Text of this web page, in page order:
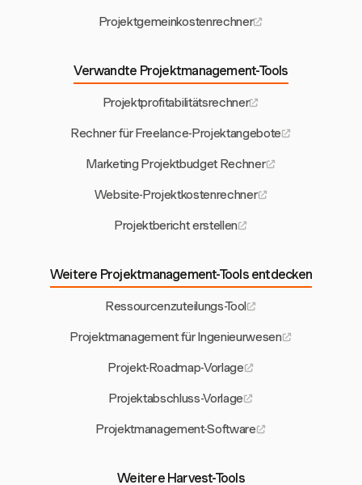
Projektgemeinkostenrechner
Verwandte Projektmanagement-Tools
Projektprofitabilitätsrechner
Rechner für Freelance-Projektangebote
Marketing Projektbudget Rechner
Website-Projektkostenrechner
Projektbericht erstellen
Weitere Projektmanagement-Tools entdecken
Ressourcenzuteilungs-Tool
Projektmanagement für Ingenieurwesen
Projekt-Roadmap-Vorlage
Projektabschluss-Vorlage
Projektmanagement-Software
Weitere Harvest-Tools